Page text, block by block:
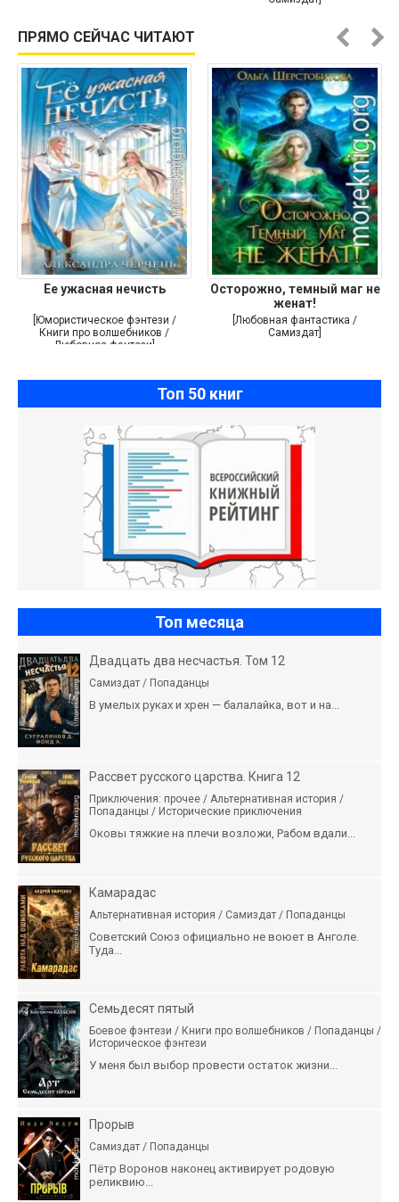
ПРЯМО СЕЙЧАС ЧИТАЮТ
Ее ужасная нечисть
[Юмористическое фэнтези /
Книги про волшебников /
Любовное фэнтези]
Осторожно, темный маг не
женат!
[Любовная фантастика /
Самиздат]
Топ 50 книг
Топ месяца
Двадцать два несчастья. Том 12
Самиздат / Попаданцы
В умелых руках и хрен — балалайка, вот и на...
Рассвет русского царства. Книга 12
Приключения: прочее / Альтернативная история /
Попаданцы / Исторические приключения
Оковы тяжкие на плечи возложи, Рабом вдали...
Камарадас
Альтернативная история / Самиздат / Попаданцы
Советский Союз официально не воюет в Анголе.
Туда...
Семьдесят пятый
Боевое фэнтези / Книги про волшебников / Попаданцы /
Историческое фэнтези
У меня был выбор провести остаток жизни...
Прорыв
Самиздат / Попаданцы
Пётр Воронов наконец активирует родовую
реликвию...